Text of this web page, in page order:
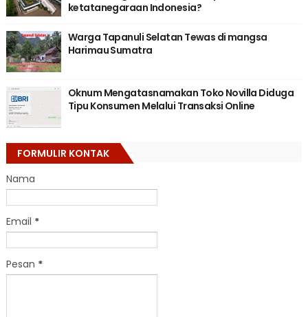
ketatanegaraan Indonesia?
Warga Tapanuli Selatan Tewas di mangsa
Harimau Sumatra
Oknum Mengatasnamakan Toko Novilla Diduga
Tipu Konsumen Melalui Transaksi Online
FORMULIR KONTAK
Nama
Email *
Pesan *